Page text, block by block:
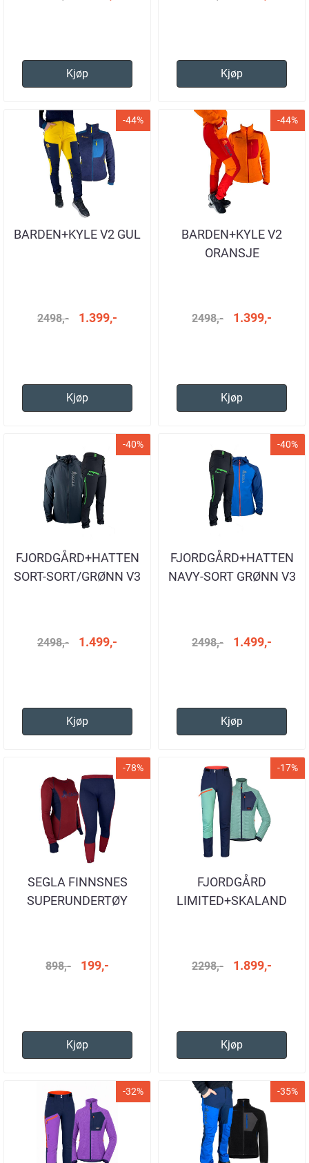
Kjøp Kjøp
-44%
BARDEN+KYLE V2 GUL
2498,- 1.399,-
Kjøp
-44%
BARDEN+KYLE V2
ORANSJE
2498,- 1.399,-
Kjøp
-40%
FJORDGÅRD+HATTEN
SORT-SORT/GRØNN V3
2498,- 1.499,-
Kjøp
-40%
FJORDGÅRD+HATTEN
NAVY-SORT GRØNN V3
2498,- 1.499,-
Kjøp
-78%
SEGLA FINNSNES
SUPERUNDERTØY
898,- 199,-
Kjøp
-17%
FJORDGÅRD
LIMITED+SKALAND
2298,- 1.899,-
Kjøp
-32% -35%